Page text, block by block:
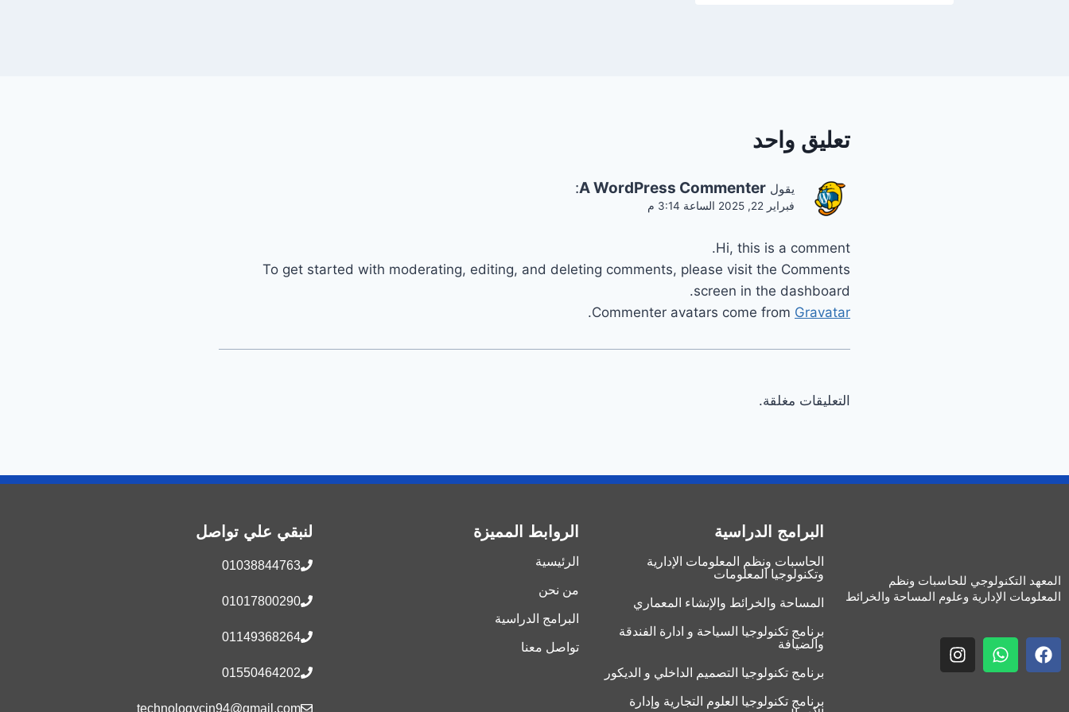
تعليق واحد
يقول A WordPress Commenter
:
فبراير 22, 2025 الساعة 3:14 م
Hi, this is a comment.
To get started with moderating, editing, and deleting comments, please visit the Comments
screen in the dashboard.
Commenter avatars come from Gravatar
.
التعليقات مغلقة.
المعهد التكنولوجي للحاسبات ونظم
المعلومات الإدارية وعلوم المساحة والخرائط
البرامج الدراسية
الحاسبات ونظم المعلومات الإدارية
وتكنولوجيا المعلومات
المساحة والخرائط والإنشاء المعماري
برنامج تكنولوجيا السياحة و ادارة الفندقة
والضيافة
برنامج تكنولوجيا التصميم الداخلي و الديكور
برنامج تكنولوجيا العلوم التجارية وإدارة
الروابط المميزة
الرئيسية
من نحن
البرامج الدراسية
تواصل معنا
لنبقي علي تواصل
01038844763
01017800290
01149368264
01550464202
technologycin94@gmail.com